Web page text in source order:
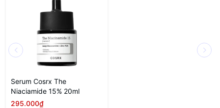
Serum Cosrx The
Niaciamide 15% 20ml
295.000₫